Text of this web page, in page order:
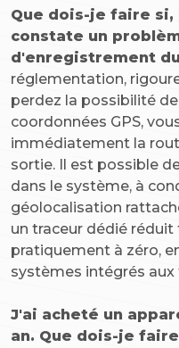
Que dois-je faire
constate un
d'enregistrement
réglementation,
perdez la possibilité
coordonnées GPS,
immédiatement la
sortie. Il est possible
dans le système, à
géolocalisation
un traceur dédié
pratiquement à zéro,
systèmes intégrés
J'ai acheté un
an. Que dois-je